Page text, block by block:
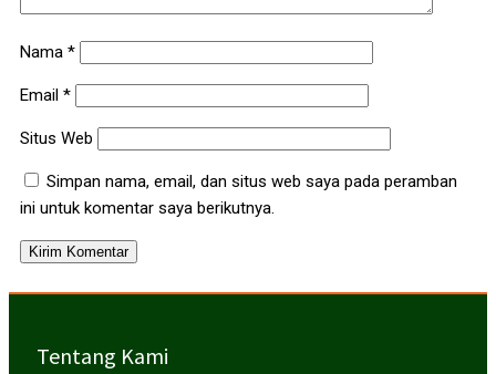
Nama *
Email *
Situs Web
Simpan nama, email, dan situs web saya pada peramban
ini untuk komentar saya berikutnya.
Tentang Kami